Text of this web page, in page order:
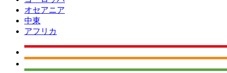
オセアニア
中東
アフリカ